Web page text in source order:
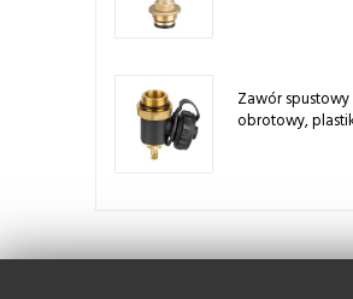
Zawór spustowy
obrotowy,